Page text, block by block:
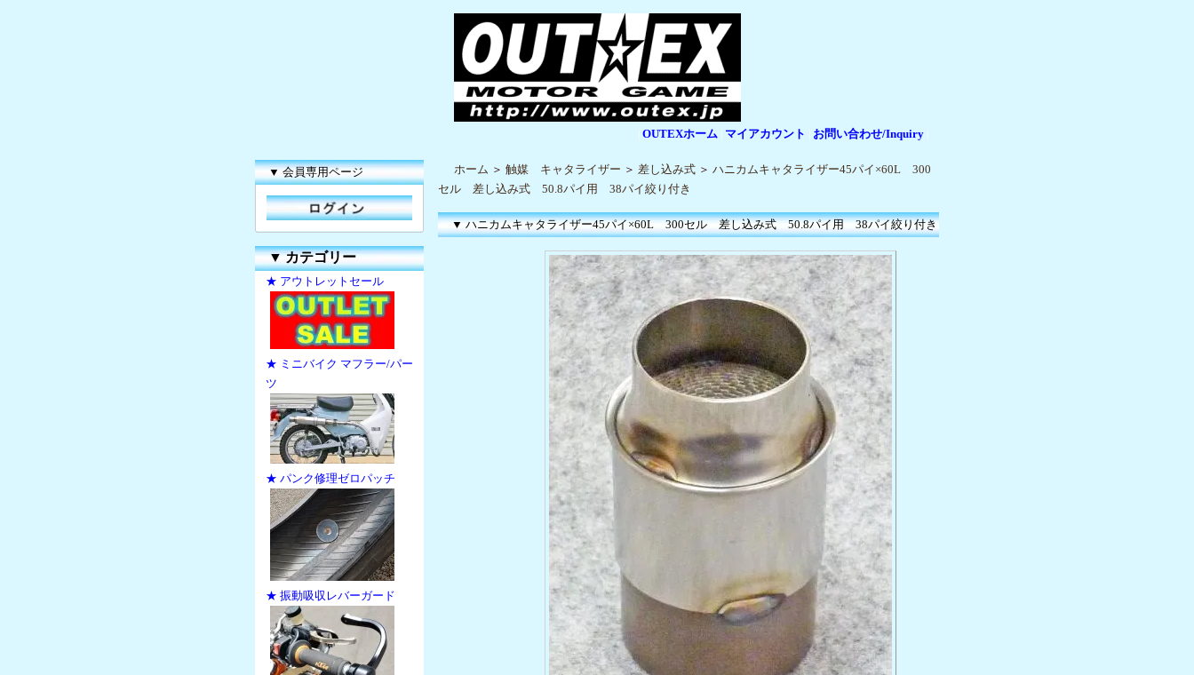
OUTEXホーム マイアカウント お問い合わせ/Inquiry
▼ 会員専用ページ
▼カテゴリー
★ アウトレットセール
★ ミニバイク マフラー/パー
ツ
★ パンク修理ゼロパッチ
★ 振動吸収レバーガード
ホーム ＞ 触媒 キャタライザー ＞ 差し込み式 ＞ ハニカムキャタライザー45パイ×60L 300
セル 差し込み式 50.8パイ用 38パイ絞り付き
▼ ハニカムキャタライザー45パイ×60L 300セル 差し込み式 50.8パイ用 38パイ絞り付き